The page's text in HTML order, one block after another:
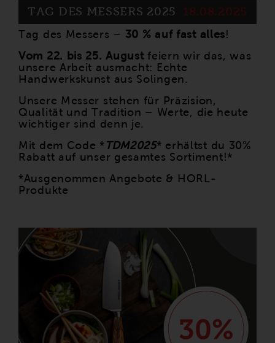
18.08.2025
TAG DES MESSERS 2025
Tag des Messers – 30 % auf fast alles!
Vom 22. bis 25. Augustfeiern wir das, was
unsere Arbeit ausmacht: Echte
Handwerkskunst aus Solingen.
Unsere Messer stehen für Präzision,
Qualität und Tradition – Werte, die heute
wichtiger sind denn je.
Mit dem Code * TDM2025* erhältst du 30%
Rabatt auf unser gesamtes Sortiment!*
*Ausgenommen Angebote & HORL-
Produkte